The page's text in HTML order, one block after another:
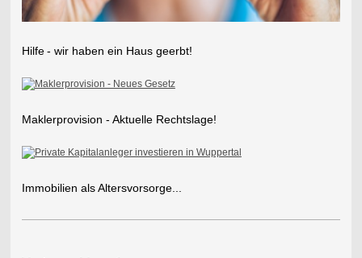
Hilfe- wir haben ein Haus geerbt!
Maklerprovision - Aktuelle Rechtslage!
Immobilien als Altersvorsorge...